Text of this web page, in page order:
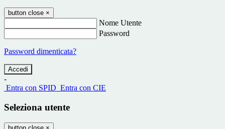
button close ×
Nome Utente
Password
Password dimenticata?
-
Entra con SPID Entra con CIE
Seleziona utente